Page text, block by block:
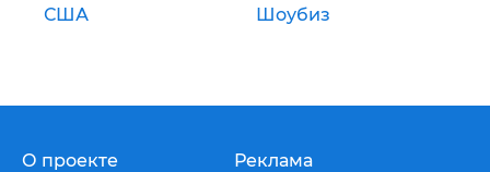
США Шоубиз
О проекте Реклама